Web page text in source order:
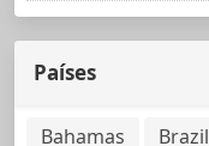
Países
Bahamas Brazil